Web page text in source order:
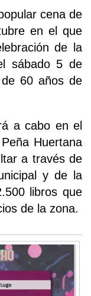
cena de
en el que
de la
sábado 5 de
60 años de
a cabo en el
Huertana
a través de
y de la
libros que
de la zona.